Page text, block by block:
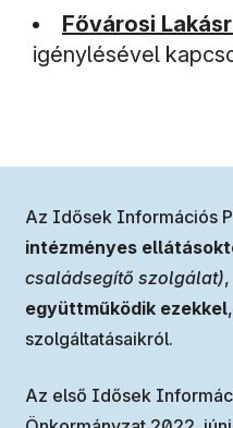
(új ablakban
Fővárosi
igénylésével
Az Idősek Információs
intézményes
családsegítő szolgálat)
együttműködik ezekkel
szolgáltatásaikról.
Az első Idősek